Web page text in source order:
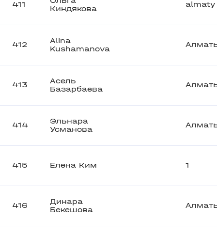
411
Киндякова
almaty
412
Alina
Kushamanova
413
Асель
Базарбаева
414
Эльнара
Усманова
415 Елена Ким 1
416
Динара
Бекешова